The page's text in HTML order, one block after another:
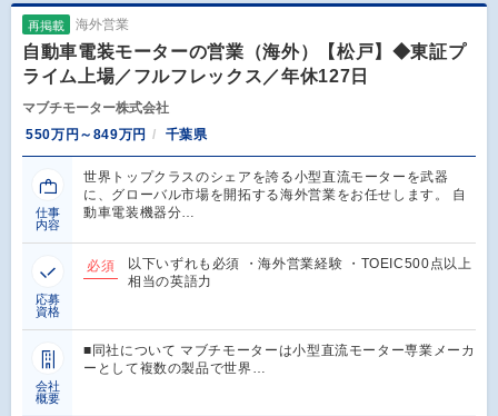
再掲載 海外営業
自動車電装モーターの営業（海外）【松戸】◆東証プ
ライム上場／フルフレックス／年休127日
マブチモーター株式会社
550万円～849万円
千葉県
仕事
内容
世界トップクラスのシェアを誇る小型直流モーターを武器
に、グローバル市場を開拓する海外営業をお任せします。 自
動車電装機器分…
応募
資格
必須
以下いずれも必須 ・海外営業経験 ・TOEIC500点以上
相当の英語力
会社
概要
■同社について マブチモーターは小型直流モーター専業メーカ
ーとして複数の製品で世界…